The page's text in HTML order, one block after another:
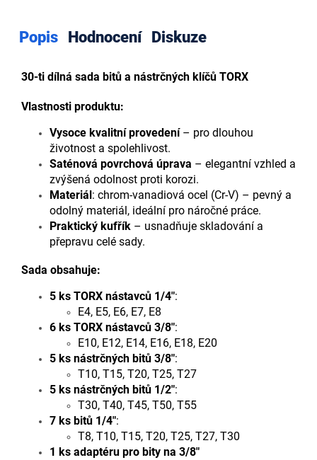
Popis Hodnocení Diskuze
30-ti dílná sada bitů a nástrčných klíčů TORX
Vlastnosti produktu:
Vysoce kvalitní provedení– pro dlouhou
životnost a spolehlivost.
Saténová povrchová úprava – elegantní vzhled a
zvýšená odolnost proti korozi.
Materiál : chrom-vanadiová ocel (Cr-V) – pevný a
odolný materiál, ideální pro náročné práce.
Praktický kufřík – usnadňuje skladování a
přepravu celé sady.
Sada obsahuje:
5 ks TORX nástavců 1/4":
E4, E5, E6, E7, E8
6 ks TORX nástavců 3/8":
E10, E12, E14, E16, E18, E20
5 ks nástrčných bitů 3/8":
T10, T15, T20, T25, T27
5 ks nástrčných bitů 1/2":
T30, T40, T45, T50, T55
7 ks bitů 1/4":
T8, T10, T15, T20, T25, T27, T30
1 ks adaptéru pro bity na 3/8"